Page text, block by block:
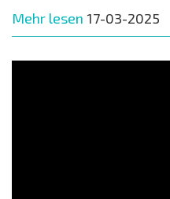
Mehr lesen 17-03-2025